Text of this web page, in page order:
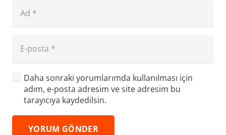
Daha sonraki yorumlarımda kullanılması için
adım, e-posta adresim ve site adresim bu
tarayıcıya kaydedilsin.
YORUM GÖNDER